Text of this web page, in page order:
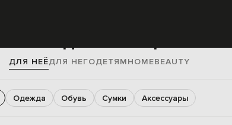
ДЛЯ НЕЁДЛЯ НЕГОДЕТЯМHOMEBEAUTY
Одежда Обувь Сумки Аксессуары